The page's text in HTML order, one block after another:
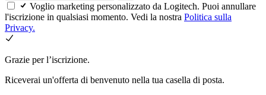
Voglio marketing personalizzato da Logitech. Puoi annullare
l'iscrizione in qualsiasi momento. Vedi la nostra Politica sulla
Privacy.
Grazie per l’iscrizione.
Riceverai un'offerta di benvenuto nella tua casella di posta.